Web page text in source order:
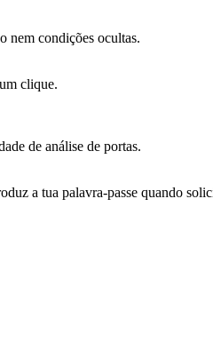
nem condições ocultas.
clique.
de análise de portas.
a tua palavra-passe quando